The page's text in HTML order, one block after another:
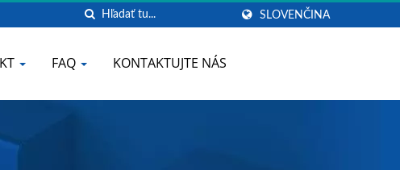
SLOVENČINA
FAQ KONTAKTUJTE NÁS